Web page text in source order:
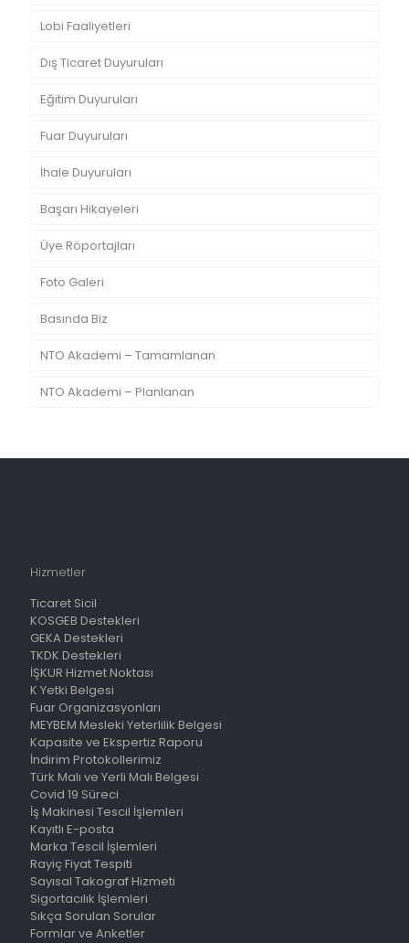
Lobi Faaliyetleri
Dış Ticaret Duyuruları
Eğitim Duyuruları
Fuar Duyuruları
İhale Duyuruları
Başarı Hikayeleri
Üye Röportajları
Foto Galeri
Basında Biz
NTO Akademi – Tamamlanan
NTO Akademi – Planlanan
Hizmetler
Ticaret Sicil
KOSGEB Destekleri
GEKA Destekleri
TKDK Destekleri
İŞKUR Hizmet Noktası
K Yetki Belgesi
Fuar Organizasyonları
MEYBEM Mesleki Yeterlilik Belgesi
Kapasite ve Ekspertiz Raporu
İndirim Protokollerimiz
Türk Malı ve Yerli Malı Belgesi
Covid 19 Süreci
İş Makinesi Tescil İşlemleri
Kayıtlı E-posta
Marka Tescil İşlemleri
Rayiç Fiyat Tespiti
Sayısal Takograf Hizmeti
Sigortacılık İşlemleri
Sıkça Sorulan Sorular
Formlar ve Anketler